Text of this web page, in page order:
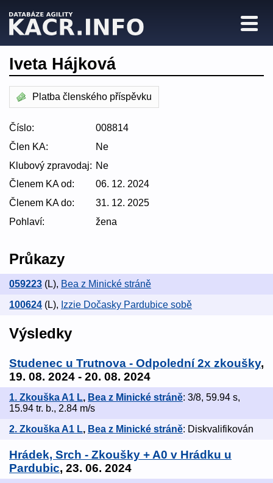
Iveta Hájková
Platba členského příspěvku
Číslo:
008814
Člen KA:
Ne
Klubový zpravodaj: Ne
Členem KA od:
06. 12. 2024
Členem KA do:
31. 12. 2025
Pohlaví:
žena
Průkazy
059223 (L), Bea z Minické stráně
100624 (L), Izzie Dočasky Pardubice sobě
Výsledky
Studenec u Trutnova - Odpolední 2x zkoušky,
19. 08. 2024 - 20. 08. 2024
1. Zkouška A1 L, Bea z Minické stráně: 3/8, 59.94 s,
15.94 tr. b., 2.84 m/s
2. Zkouška A1 L, Bea z Minické stráně: Diskvalifikován
Hrádek, Srch - Zkoušky + A0 v Hrádku u
Pardubic, 23. 06. 2024